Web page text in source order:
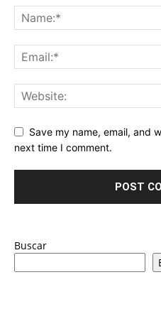
Save my name, email, and
next time I comment.
Buscar